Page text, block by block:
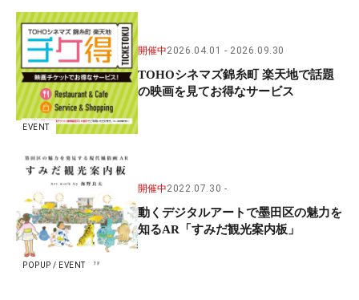
EVENT
開催中2026.04.01 2026.09.30
TOHOシネマズ錦糸町 楽天地で話題
の映画を見てお得なサービス
POPUP / EVENT
開催中2022.07.30
動くデジタルアートで墨田区の魅力を
知るAR「すみだ観光案内板」